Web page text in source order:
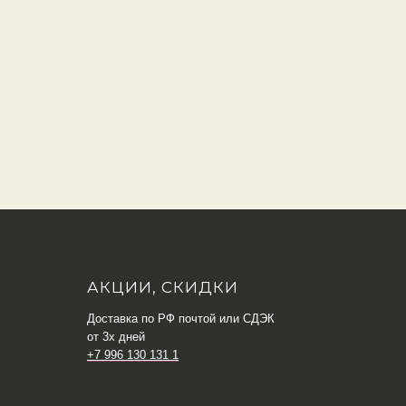
АКЦИИ, СКИДКИ
Доставка по РФ почтой или СДЭК
от 3х дней
+7 996 130 131 1